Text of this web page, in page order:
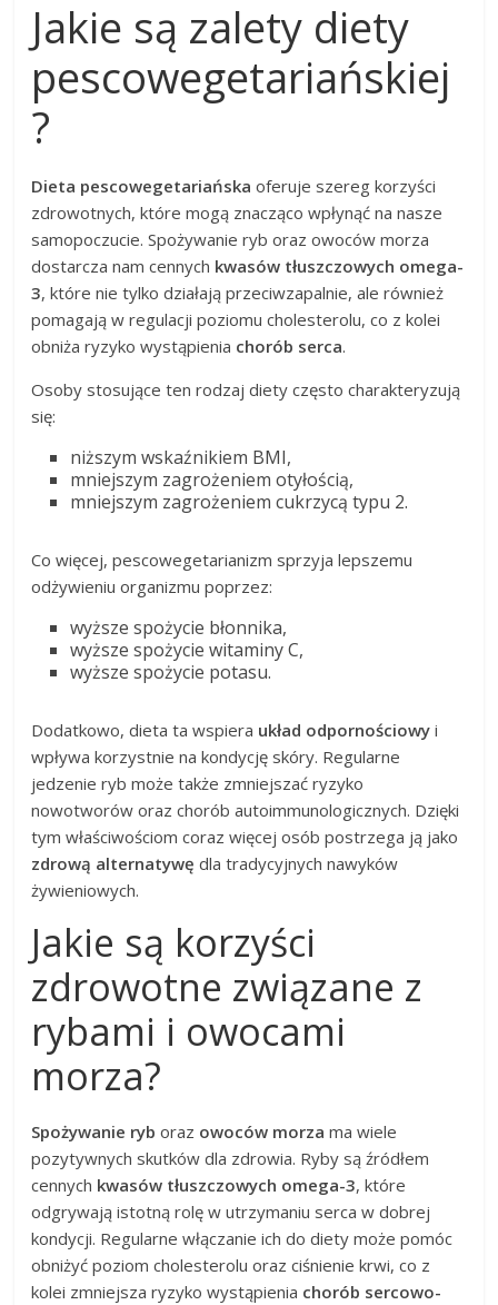
Jakie są zalety diety
pescowegetariańskiej
?
Dieta pescowegetariańska oferuje szereg korzyści
zdrowotnych, które mogą znacząco wpłynąć na nasze
samopoczucie. Spożywanie ryb oraz owoców morza
dostarcza nam cennych kwasów tłuszczowych omega-
3, które nie tylko działają przeciwzapalnie, ale również
pomagają w regulacji poziomu cholesterolu, co z kolei
obniża ryzyko wystąpienia chorób serca.
Osoby stosujące ten rodzaj diety często charakteryzują
się:
niższym wskaźnikiem BMI,
mniejszym zagrożeniem otyłością,
mniejszym zagrożeniem cukrzycą typu 2.
Co więcej, pescowegetarianizm sprzyja lepszemu
odżywieniu organizmu poprzez:
wyższe spożycie błonnika,
wyższe spożycie witaminy C,
wyższe spożycie potasu.
Dodatkowo, dieta ta wspiera układ odpornościowy i
wpływa korzystnie na kondycję skóry. Regularne
jedzenie ryb może także zmniejszać ryzyko
nowotworów oraz chorób autoimmunologicznych. Dzięki
tym właściwościom coraz więcej osób postrzega ją jako
zdrową alternatywę dla tradycyjnych nawyków
żywieniowych.
Jakie są korzyści
zdrowotne związane z
rybami i owocami
morza?
Spożywanie ryb oraz owoców morza ma wiele
pozytywnych skutków dla zdrowia. Ryby są źródłem
cennych kwasów tłuszczowych omega-3, które
odgrywają istotną rolę w utrzymaniu serca w dobrej
kondycji. Regularne włączanie ich do diety może pomóc
obniżyć poziom cholesterolu oraz ciśnienie krwi, co z
kolei zmniejsza ryzyko wystąpienia chorób sercowo-